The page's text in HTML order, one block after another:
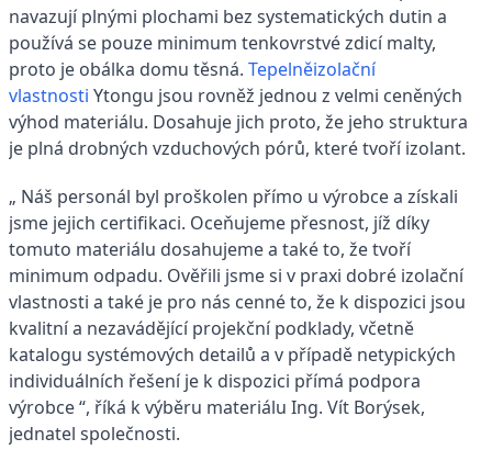
navazují plnými plochami bez systematických dutin a
používá se pouze minimum tenkovrstvé zdicí malty,
proto je obálka domu těsná. Tepelněizolační
vlastnosti Ytongu jsou rovněž jednou z velmi ceněných
výhod materiálu. Dosahuje jich proto, že jeho struktura
je plná drobných vzduchových pórů, které tvoří izolant.
„ Náš personál byl proškolen přímo u výrobce a získali
jsme jejich certifikaci. Oceňujeme přesnost, jíž díky
tomuto materiálu dosahujeme a také to, že tvoří
minimum odpadu. Ověřili jsme si v praxi dobré izolační
vlastnosti a také je pro nás cenné to, že k dispozici jsou
kvalitní a nezavádějící projekční podklady, včetně
katalogu systémových detailů a v případě netypických
individuálních řešení je k dispozici přímá podpora
výrobce “, říká k výběru materiálu Ing. Vít Borýsek,
jednatel společnosti.